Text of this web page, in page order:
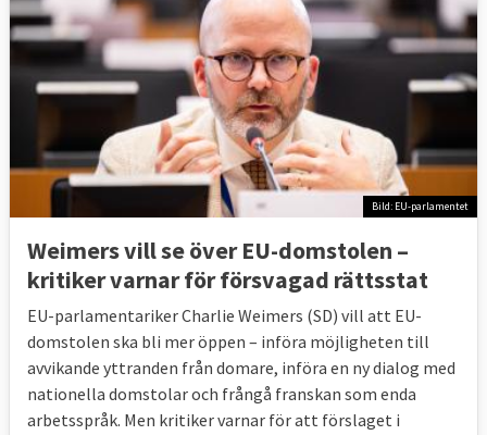
Etableringsfrihet och elmarknaden
6 okt 2009Sverige förlorade delvis
Undermåliga krav på kväverening vid
reningsverk vid viss tidpunkt
11 juni 2009Sverige förloradeEj i tid infört
vissa EU-regler mot penningtvätt och
finansiering av terrorism
4 juni 2009Sverige förloradeEj i tid infört
vissa EU-regler om finansiella företag som
behöver tillstånd
14 maj 2009Sverige förloradeEj i tid infört
miniminormer för när
Bild: EU-parlamentet
Weimers vill se över EU-domstolen –
kritiker varnar för försvagad rättsstat
EU-parlamentariker Charlie Weimers (SD) vill att EU-
domstolen ska bli mer öppen – införa möjligheten till
avvikande yttranden från domare, införa en ny dialog med
nationella domstolar och frångå franskan som enda
arbetsspråk. Men kritiker varnar för att förslaget i